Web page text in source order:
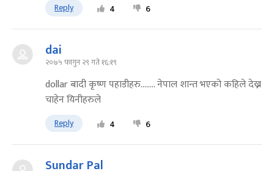
Reply 4 6
dai
२०७५ फागुन २९ गते १६:१९
dollar बादी कृष्ण पहाडीहरु........ नेपाल शान्त भएको कहिले देख्न
चाहेन यिनीहरुले
Reply 4 6
Sundar Pal